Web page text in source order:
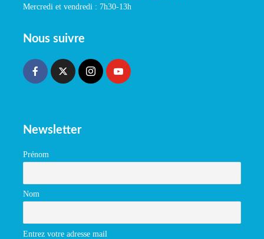
Mercredi et vendredi : 7h30-13h
Nous suivre
Newsletter
Prénom
Nom
Entrez votre adresse mail